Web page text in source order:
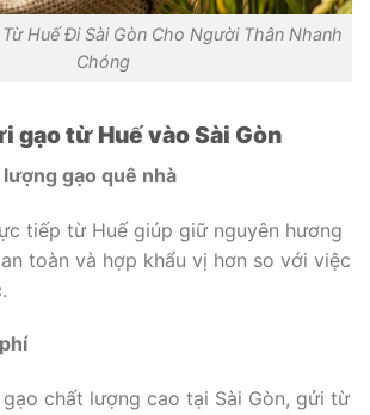
Huế Đi Sài Gòn Cho Người Thân Nhanh
Chóng
gạo từ Huế vào Sài Gòn
gạo quê nhà
tiếp từ Huế giúp giữ nguyên hương
toàn và hợp khẩu vị hơn so với việc
chất lượng cao tại Sài Gòn, gửi từ